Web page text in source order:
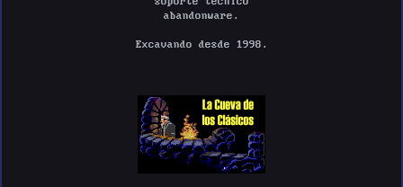
abandonware.
Excavando desde 1998.